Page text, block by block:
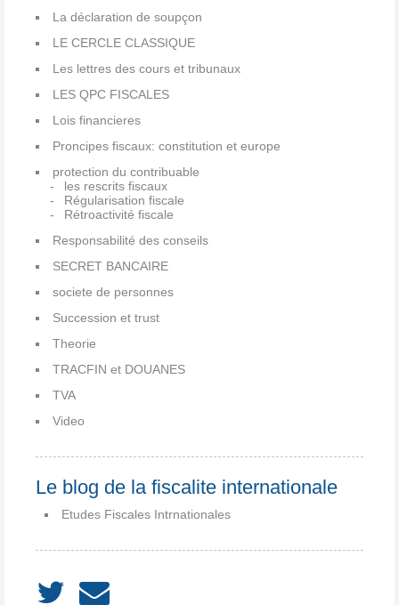
La déclaration de soupçon
LE CERCLE CLASSIQUE
Les lettres des cours et tribunaux
LES QPC FISCALES
Lois financieres
Proncipes fiscaux: constitution et europe
protection du contribuable
les rescrits fiscaux
Régularisation fiscale
Rétroactivité fiscale
Responsabilité des conseils
SECRET BANCAIRE
societe de personnes
Succession et trust
Theorie
TRACFIN et DOUANES
TVA
Video
Le blog de la fiscalite internationale
Etudes Fiscales Intrnationales